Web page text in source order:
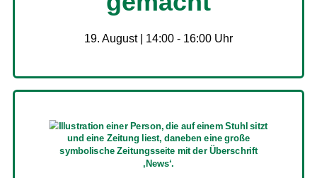
19. August | 14:00 - 16:00